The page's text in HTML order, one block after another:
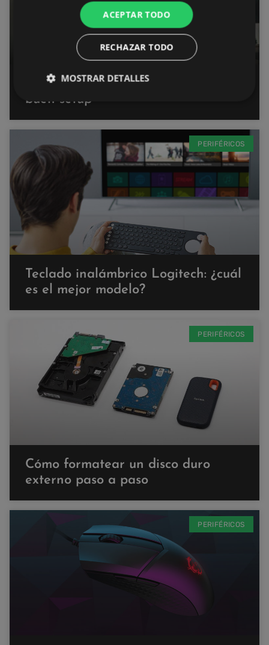
Todo lo necesario para tener un
buen setup
PERIFÉRICOS
Teclado inalámbrico Logitech: ¿cuál
es el mejor modelo?
PERIFÉRICOS
Cómo formatear un disco duro
externo paso a paso
PERIFÉRICOS
ACEPTAR TODO
RECHAZAR TODO
MOSTRAR DETALLES